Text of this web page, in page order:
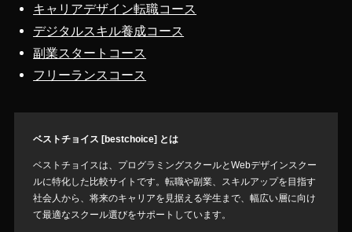
キャリアデザイン転職コース
デジタルスキル養成コース
副業スタートコース
フリーランスコース
ベストチョイス [bestchoice] とは
ベストチョイスは、プログラミングスクールとWebデザインスクー
ルに特化した比較サイトです。転職や副業、スキルアップを目指す
社会人から、将来のキャリアを見据える学生まで、幅広い層に向け
て最適なスクール選びをサポートしています。